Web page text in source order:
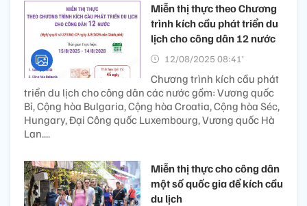
Miễn thị thực theo Chương
trình kích cầu phát triển du
lịch cho công dân 12 nước
12/08/2025 08:41’
Chương trình kích cầu phát
triển du lịch cho công dân các nước gồm: Vương quốc
Bỉ, Cộng hòa Bulgaria, Cộng hòa Croatia, Cộng hòa Séc,
Hungary, Đại Công quốc Luxembourg, Vương quốc Hà
Lan....
Miễn thị thực cho công dân
một số quốc gia để kích cầu
du lịch